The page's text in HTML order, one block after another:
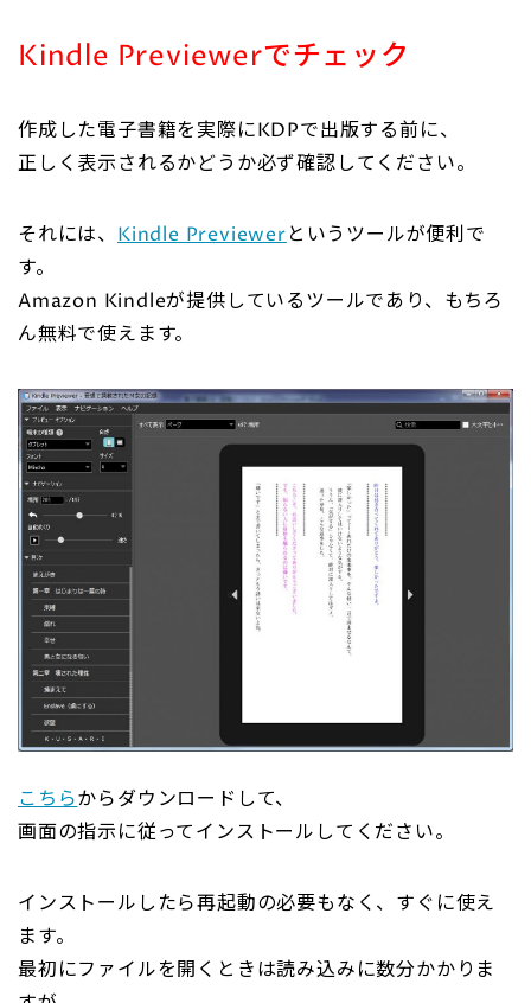
Kindle Previewerでチェック
作成した電子書籍を実際にKDPで出版する前に、
正しく表示されるかどうか必ず確認してください。
それには、 Kindle Previewerというツールが便利で
す。
Amazon Kindleが提供しているツールであり、もちろ
ん無料で使えます。
こちらからダウンロードして、
画面の指示に従ってインストールしてください。
インストールしたら再起動の必要もなく、すぐに使え
ます。
最初にファイルを開くときは読み込みに数分かかりま